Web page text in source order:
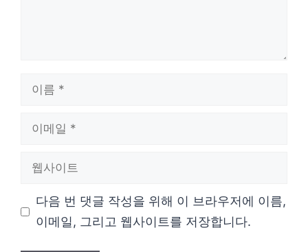
다음 번 댓글 작성을 위해 이 브라우저에 이름,
이메일, 그리고 웹사이트를 저장합니다.